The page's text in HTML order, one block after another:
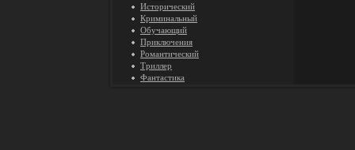
Исторический
Криминальный
Обучающий
Приключения
Романтический
Триллер
Фантастика